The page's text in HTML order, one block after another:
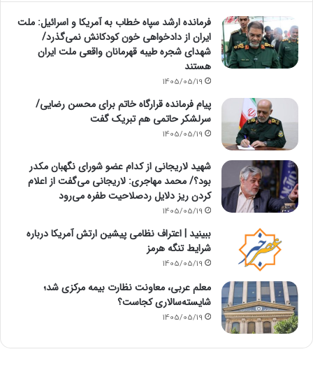
فرمانده ارشد سپاه خطاب به آمریکا و اسرائیل: ملت
ایران از دادخواهی خون کودکانش نمی‌گذرد/
شهدای شجره طیبه قهرمانان واقعی ملت ایران
هستند
1405/05/19
پیام فرمانده قرارگاه خاتم برای محسن رضایی/
سرلشکر حاتمی هم تبریک گفت
1405/05/19
شهید لاریجانی از کدام عضو شورای نگهبان مکدر
بود؟/ محمد مهاجری: لاریجانی می‌گفت از اعلام
کردن ریز دلایل ردصلاحیت طفره می‌رود
1405/05/19
ببینید | اعتراف نظامی پیشین ارتش آمریکا درباره
شرایط تنگه هرمز
1405/05/19
معلم عربی، معاونت نظارت بیمه مرکزی شد؛
شایسته‌سالاری کجاست؟
1405/05/19